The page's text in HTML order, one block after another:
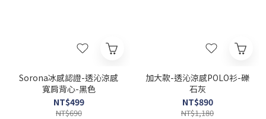
Sorona冰感認證-透沁涼感
寬肩背心-黑色
NT$499
NT$690
加大款-透沁涼感POLO衫-礫
石灰
NT$890
NT$1,180